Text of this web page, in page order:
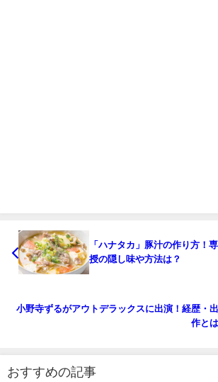
「ハナタカ」豚汁の作り方！
授の隠し味や方法は？
小野寺ずるがアウトデラックスに出演！経歴・
作と
おすすめの記事